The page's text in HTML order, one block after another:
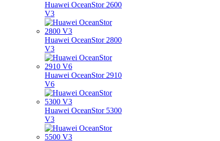
Huawei OceanStor 2600
V3
Huawei OceanStor 2800
V3
Huawei OceanStor 2910
V6
Huawei OceanStor 5300
V3